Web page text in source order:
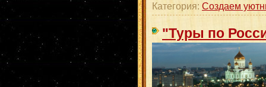
Категория: Создаем
"Туры по